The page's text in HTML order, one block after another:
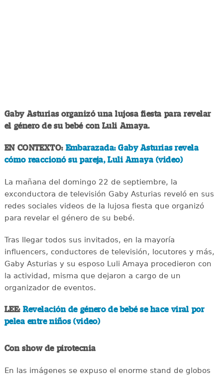
Gaby Asturias organizó una lujosa fiesta para revelar
el género de su bebé con Luli Amaya.
EN CONTEXTO: Embarazada: Gaby Asturias revela
cómo reaccionó su pareja, Luli Amaya (video)
La mañana del domingo 22 de septiembre, la
exconductora de televisión Gaby Asturias reveló en sus
redes sociales videos de la lujosa fiesta que organizó
para revelar el género de su bebé.
Tras llegar todos sus invitados, en la mayoría
influencers, conductores de televisión, locutores y más,
Gaby Asturias y su esposo Luli Amaya procedieron con
la actividad, misma que dejaron a cargo de un
organizador de eventos.
LEE: Revelación de género de bebé se hace viral por
pelea entre niños (video)
Con show de pirotecnia
En las imágenes se expuso el enorme stand de globos